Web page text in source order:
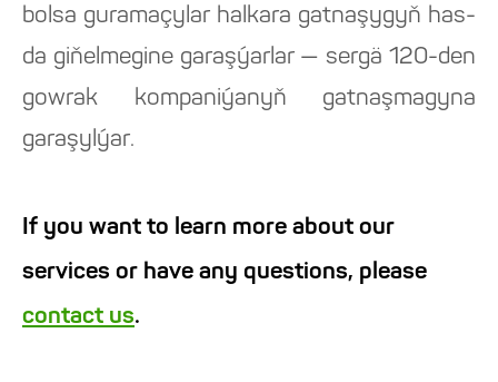
bolsa guramaçylar halkara gatnaşygyň has-
da giňelmegine garaşýarlar — sergä 120-den
gowrak kompaniýanyň gatnaşmagyna
garaşylýar.
If you want to learn more about our
services or have any questions, please
contact us.